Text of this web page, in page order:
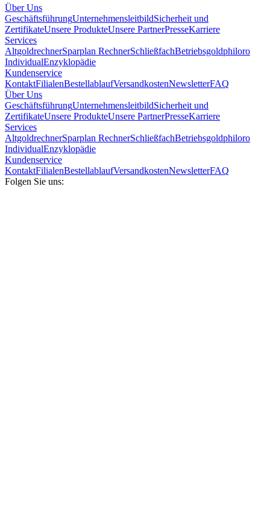
Über Uns
GeschäftsführungUnternehmensleitbildSicherheit und
ZertifikateUnsere ProdukteUnsere PartnerPresseKarriere
Services
AltgoldrechnerSparplan RechnerSchließfachBetriebsgoldphiloro
IndividualEnzyklopädie
Kundenservice
KontaktFilialenBestellablaufVersandkostenNewsletterFAQ
Über Uns
GeschäftsführungUnternehmensleitbildSicherheit und
ZertifikateUnsere ProdukteUnsere PartnerPresseKarriere
Services
AltgoldrechnerSparplan RechnerSchließfachBetriebsgoldphiloro
IndividualEnzyklopädie
Kundenservice
KontaktFilialenBestellablaufVersandkostenNewsletterFAQ
Folgen Sie uns: